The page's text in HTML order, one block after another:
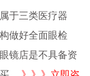
于三类医疗器
做好全面眼检
镜店是不具备资